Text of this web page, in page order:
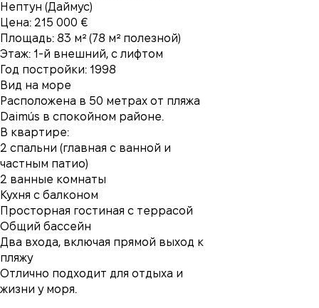
Нептун (Даймус)
Цена: 215 000 €
Площадь: 83 м² (78 м² полезной)
Этаж: 1-й внешний, с лифтом
Год постройки: 1998
Вид на море
Расположена в 50 метрах от пляжа
Daimús в спокойном районе.
В квартире:
2 спальни (главная с ванной и
частным патио)
2 ванные комнаты
Кухня с балконом
Просторная гостиная с террасой
Общий бассейн
Два входа, включая прямой выход к
пляжу
Отлично подходит для отдыха и
жизни у моря.
Спасибо!
Спасибо!
Мы вам перезвоним
Оставьте ваши контактные данные и мы